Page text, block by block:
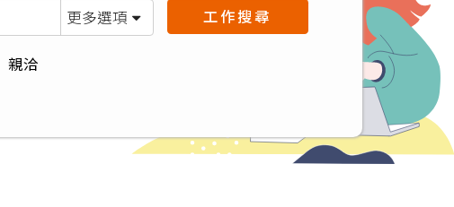
更多選項 工作搜尋
親洽